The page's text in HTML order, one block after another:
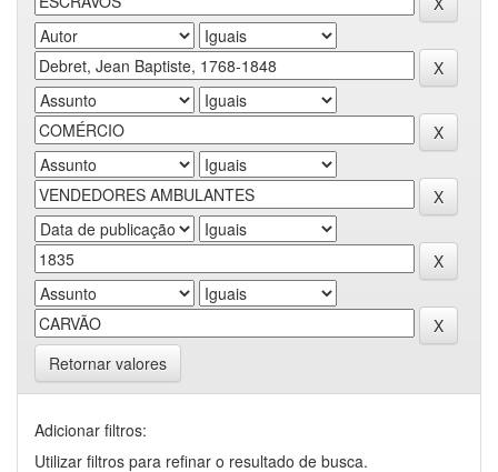
Retornar valores
Adicionar filtros:
Utilizar filtros para refinar o resultado de busca.